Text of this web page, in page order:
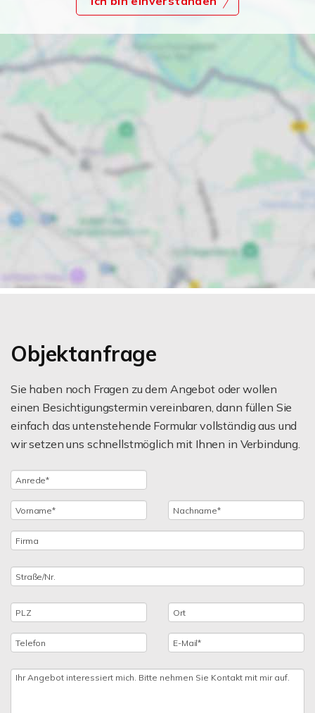
Objektanfrage
Sie haben noch Fragen zu dem Angebot oder wollen
einen Besichtigungstermin vereinbaren, dann füllen Sie
einfach das untenstehende Formular vollständig aus und
wir setzen uns schnellstmöglich mit Ihnen in Verbindung.